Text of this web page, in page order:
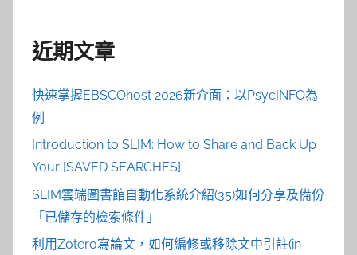
近期文章
快速掌握EBSCOhost 2026新介面：以PsycINFO為
例
Introduction to SLIM: How to Share and Back Up
Your [SAVED SEARCHES]
SLIM雲端圖書館自動化系統介紹(35)如何分享及備份
「已儲存的檢索條件」
利用Zotero寫論文，如何編修或移除文中引註(in-